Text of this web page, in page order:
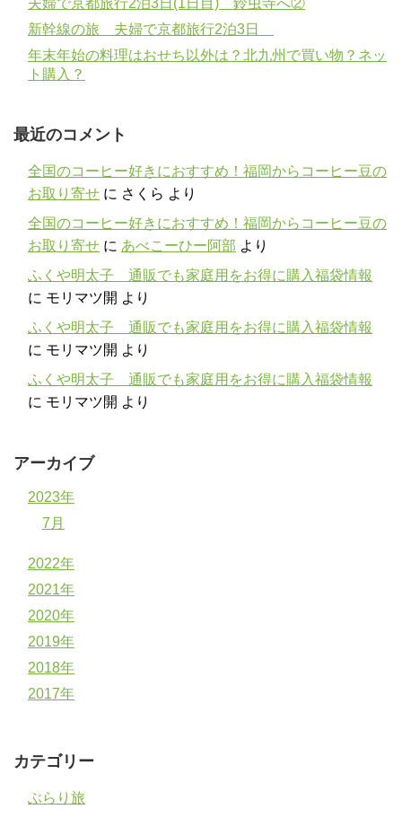
新幹線の旅 夫婦で京都旅行2泊3日
年末年始の料理はおせち以外は？北九州で買い物？ネッ
ト購入？
最近のコメント
全国のコーヒー好きにおすすめ！福岡からコーヒー豆の
お取り寄せ に さくら より
全国のコーヒー好きにおすすめ！福岡からコーヒー豆の
お取り寄せ に あべこーひー阿部 より
ふくや明太子 通販でも家庭用をお得に購入福袋情報
に モリマツ開 より
ふくや明太子 通販でも家庭用をお得に購入福袋情報
に モリマツ開 より
ふくや明太子 通販でも家庭用をお得に購入福袋情報
に モリマツ開 より
アーカイブ
2023年
7月
2022年
2021年
2020年
2019年
2018年
2017年
カテゴリー
ぶらり旅